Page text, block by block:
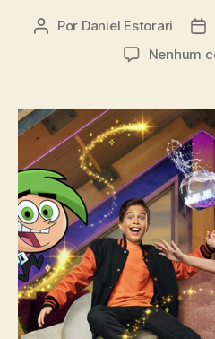
Autor
Por Daniel Estorari
Nenhum